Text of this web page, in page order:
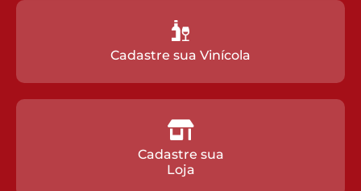
Cadastre sua Vinícola
Cadastre sua
Loja